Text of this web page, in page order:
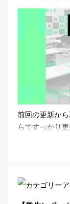
前回の更新か
らですっかり